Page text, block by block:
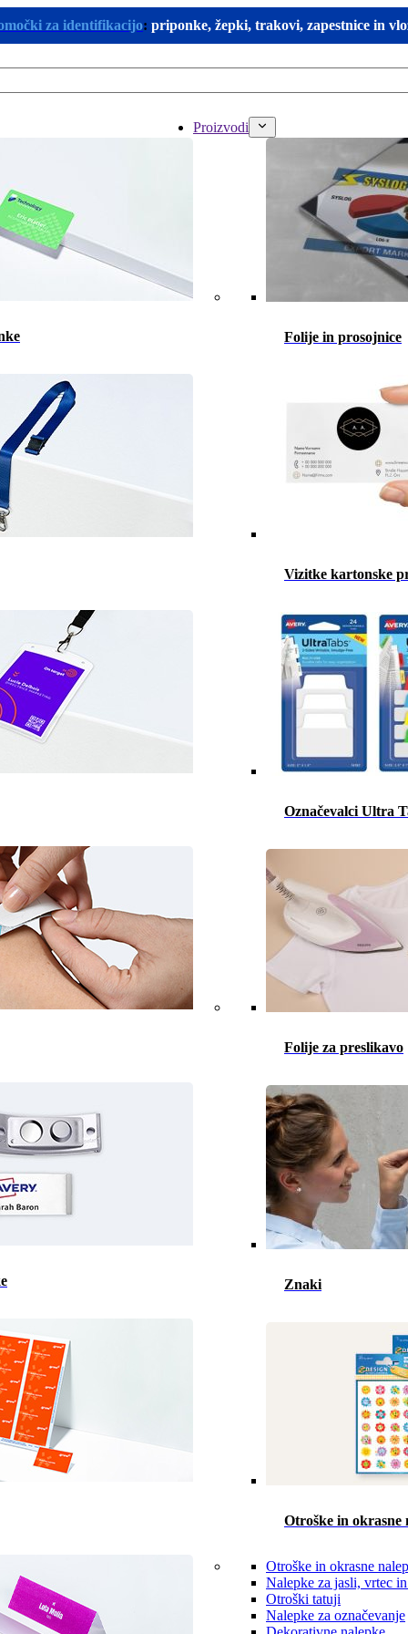
za identifikacijo: priponke, žepki, trakovi, zapestnice in
Proizvodi
Folije in prosojnice
Vizitke kartonske
Označevalci Ultra
Folije za preslikavo
Znaki
Otroške in okrasne
Otroške in okrasne
Nalepke za jasli, vrtec
Otroški tatuji
Nalepke za označevanje